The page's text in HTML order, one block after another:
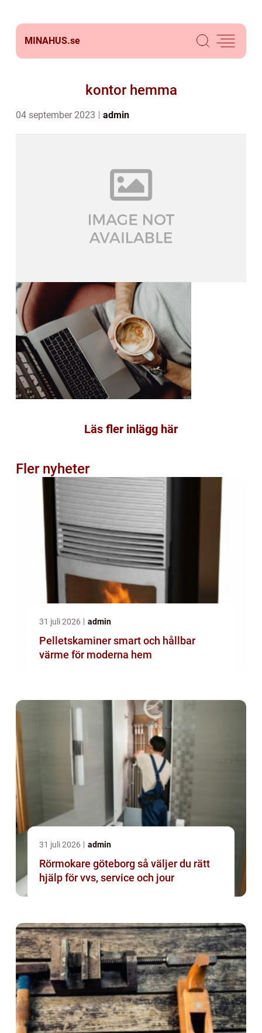
MINAHUS.se
kontor hemma
04 september 2023 admin
Läs fler inlägg här
Fler nyheter
31 juli 2026 admin
Pelletskaminer smart och hållbar
värme för moderna hem
31 juli 2026 admin
Rörmokare göteborg så väljer du rätt
hjälp för vvs, service och jour